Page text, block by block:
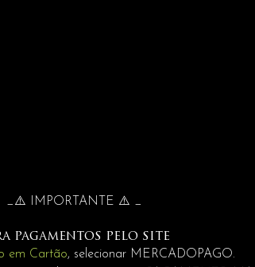
_⚠️ IMPORTANTE ⚠️ _
pagamentos pelo site
em Cartão, selecionar MERCADOPAGO.